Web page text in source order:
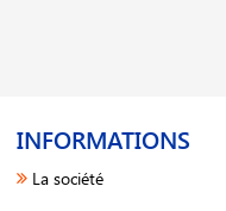
INFORMATIONS
La société